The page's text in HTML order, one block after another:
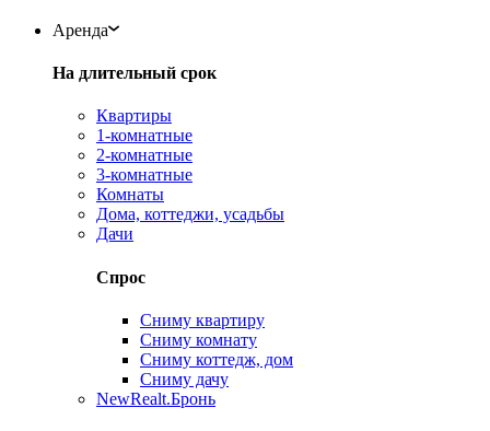
Аренда
На длительный срок
Квартиры
1-комнатные
2-комнатные
3-комнатные
Комнаты
Дома, коттеджи, усадьбы
Дачи
Спрос
Сниму квартиру
Сниму комнату
Сниму коттедж, дом
Сниму дачу
NewRealt.Бронь